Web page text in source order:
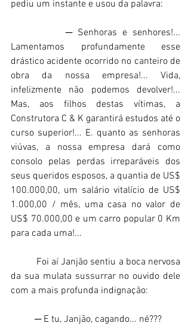
pediu um instante e usou da palavra:
─ Senhoras e senhores!...
Lamentamos profundamente esse
drástico acidente ocorrido no canteiro de
obra da nossa empresa!... Vida,
infelizmente não podemos devolver!...
Mas, aos filhos destas vítimas, a
Construtora C & K garantirá estudos até o
curso superior!... E. quanto as senhoras
viúvas, a nossa empresa dará como
consolo pelas perdas irreparáveis dos
seus queridos esposos, a quantia de US$
100.000,00, um salário vitalício de US$
1.000,00 / mês, uma casa no valor de
US$ 70.000,00 e um carro popular 0 Km
para cada uma!...
Foi aí Janjão sentiu a boca nervosa
da sua mulata sussurrar no ouvido dele
com a mais profunda indignação:
─ E tu, Janjão, cagando... né???